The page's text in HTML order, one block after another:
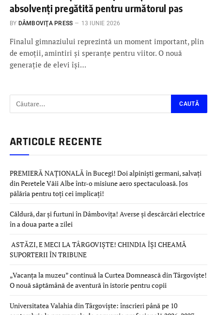
absolvenți pregătită pentru următorul pas
BY DÂMBOVIŢA PRESS 13 IUNIE 2026
Finalul gimnaziului reprezintă un moment important, plin
de emoții, amintiri și speranțe pentru viitor. O nouă
generație de elevi își…
ARTICOLE RECENTE
PREMIERĂ NAȚIONALĂ în Bucegi! Doi alpiniști germani, salvați
din Peretele Văii Albe într-o misiune aero spectaculoasă. Jos
pălăria pentru toți cei implicați!
Căldură, dar și furtuni în Dâmbovița! Averse și descărcări electrice
în a doua parte a zilei
ASTĂZI, E MECI LA TÂRGOVIȘTE! CHINDIA ÎȘI CHEAMĂ
SUPORTERII ÎN TRIBUNE
„Vacanța la muzeu” continuă la Curtea Domnească din Târgoviște!
O nouă săptămână de aventură în istorie pentru copii
Universitatea Valahia din Târgoviște: înscrieri până pe 10